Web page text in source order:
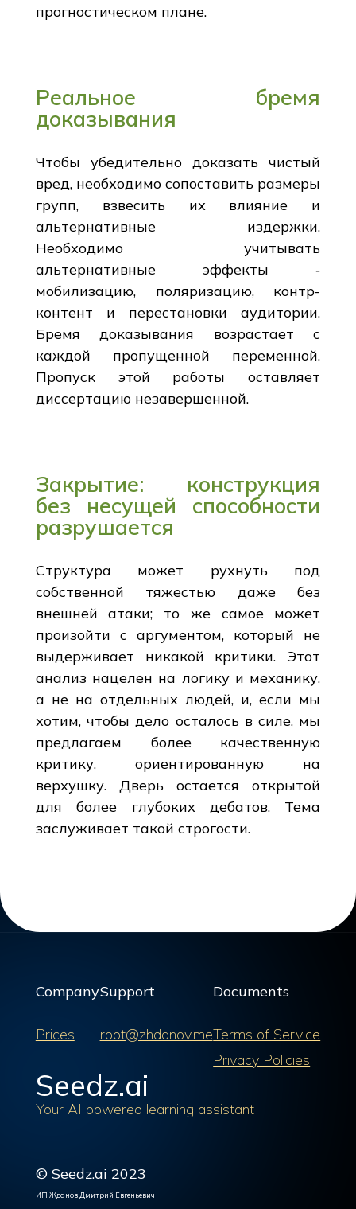
прогностическом плане.
Реальное бремя
доказывания
Чтобы убедительно доказать чистый
вред, необходимо сопоставить размеры
групп, взвесить их влияние и
альтернативные издержки.
Необходимо учитывать
альтернативные эффекты ‑
мобилизацию, поляризацию, контр-
контент и перестановки аудитории.
Бремя доказывания возрастает с
каждой пропущенной переменной.
Пропуск этой работы оставляет
диссертацию незавершенной.
Закрытие: конструкция
без несущей способности
разрушается
Структура может рухнуть под
собственной тяжестью даже без
внешней атаки; то же самое может
произойти с аргументом, который не
выдерживает никакой критики. Этот
анализ нацелен на логику и механику,
а не на отдельных людей, и, если мы
хотим, чтобы дело осталось в силе, мы
предлагаем более качественную
критику, ориентированную на
верхушку. Дверь остается открытой
для более глубоких дебатов. Тема
заслуживает такой строгости.
Company
Prices
Support
root@zhdanov.me
Documents
Terms of Service
Privacy Policies
Seedz.ai
Your AI powered learning assistant
© Seedz.ai 2023
ИП Жданов Дмитрий Евгеньевич